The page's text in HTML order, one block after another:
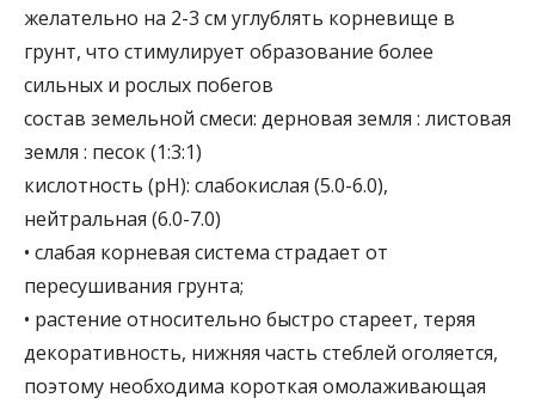
желательно на 2-3 см углублять корневище в
грунт, что стимулирует образование более
сильных и рослых побегов
состав земельной смеси: дерновая земля : листовая
земля : песок (1:3:1)
кислотность (pH): слабокислая (5.0-6.0),
нейтральная (6.0-7.0)
• слабая корневая система страдает от
пересушивания грунта;
• растение относительно быстро стареет, теряя
декоративность, нижняя часть стеблей оголяется,
поэтому необходима короткая омолаживающая